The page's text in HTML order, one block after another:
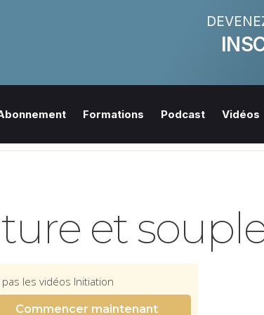
Formations Podcast Vidéos
et
les vidéos Initiation
Commencer maintenant